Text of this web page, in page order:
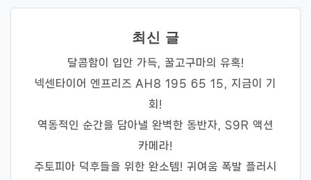
최신 글
달콤함이 입안 가득, 꿀고구마의 유혹!
넥센타이어 엔프리즈 AH8 195 65 15, 지금이 기
회!
역동적인 순간을 담아낼 완벽한 동반자, S9R 액션
카메라!
주토피아 덕후들을 위한 완소템! 귀여움 폭발 플러시